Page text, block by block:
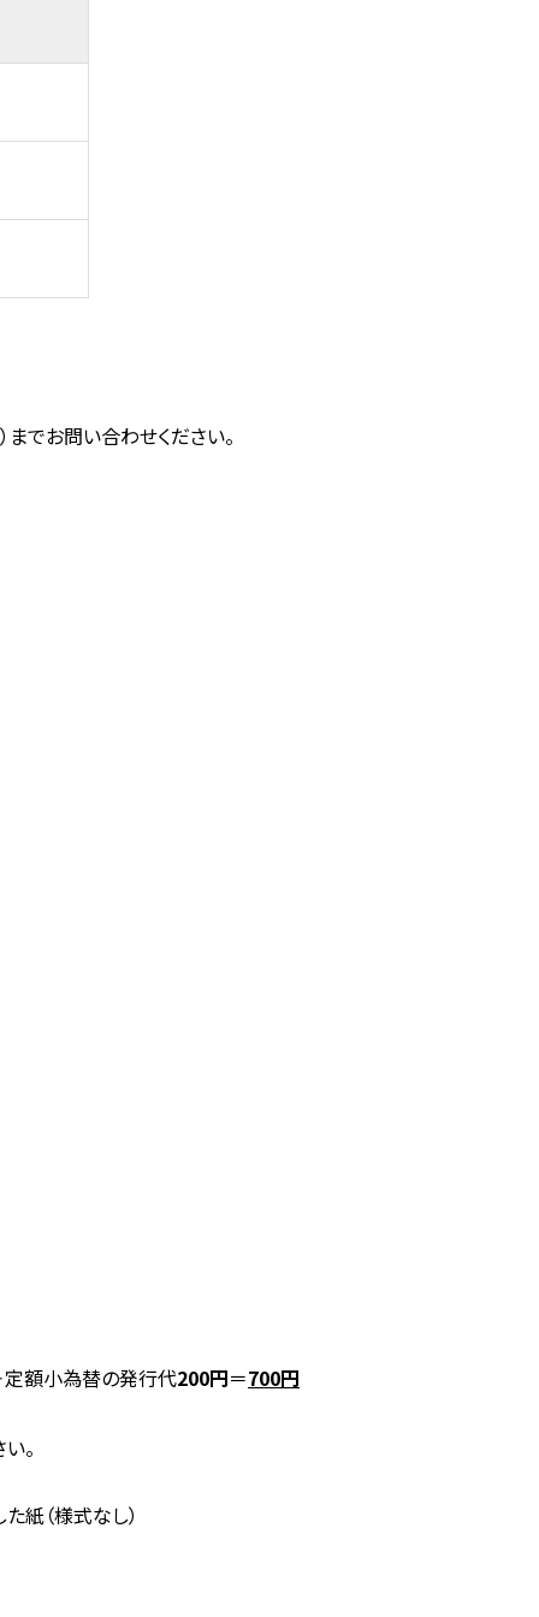
でお問い合わせください。
額小為替の発行代200円＝700円
。
紙（様式なし）